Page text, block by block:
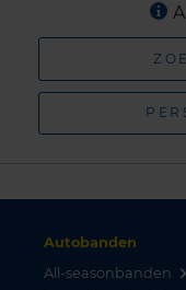
Autobanden
All-seasonbanden